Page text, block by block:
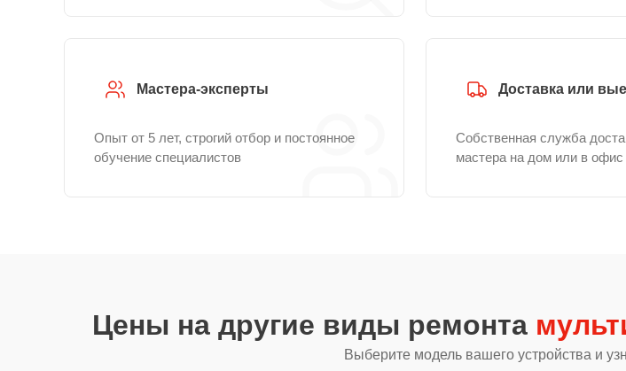
Мастера-эксперты
Опыт от 5 лет, строгий отбор и постоянное
обучение специалистов
Доставка или
Собственная служба
мастера на дом или в офис
Цены на другие виды ремонта
Выберите модель вашего устройства и